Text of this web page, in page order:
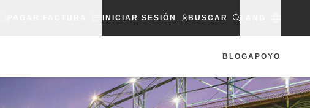
INICIAR SESIÓN BUSCAR
BLOGAPOYO